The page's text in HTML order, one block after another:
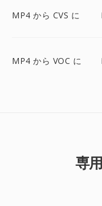
MP4 から CVS に
MP4 から VOC に
専